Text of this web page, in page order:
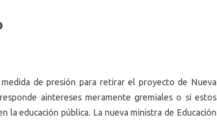
de presión para retirar el proyecto de Nueva
aintereses meramente gremiales o si estos
educación pública. La nueva ministra de Educación